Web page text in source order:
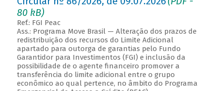
80 kB)
Ref.: FGI Peac
Ass.: Programa Move Brasil — Alteração dos prazos de
redistribuição dos recursos do Limite Adicional
apartado para outorga de garantias pelo Fundo
Garantidor para Investimentos (FGI) e inclusão da
possibilidade de o agente financeiro promover a
transferência do limite adicional entre o grupo
econômico ao qual pertence, no âmbito do Programa